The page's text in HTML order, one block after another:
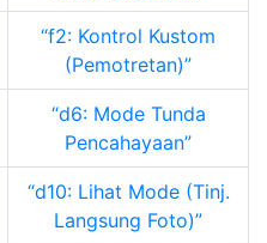
f2: Kontrol Kustom
(Pemotretan)
d6: Mode Tunda
Pencahayaan
d10: Lihat Mode (Tinj.
Langsung Foto)